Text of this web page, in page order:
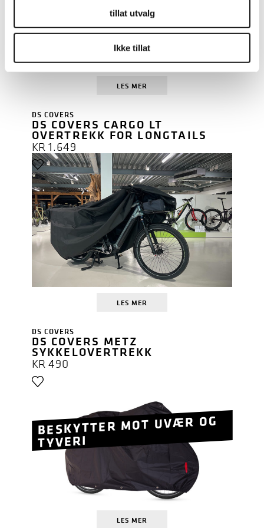
tillat utvalg
Ikke tillat
LES MER
DS COVERS
DS COVERS CARGO LT
OVERTREKK FOR LONGTAILS
KR1.649
LES MER
BESKYTTER MOT UVÆR OG
TYVERI
DS COVERS
DS COVERS METZ
SYKKELOVERTREKK
KR490
LES MER